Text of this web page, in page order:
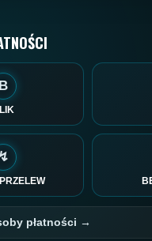
B
↯
płatności →